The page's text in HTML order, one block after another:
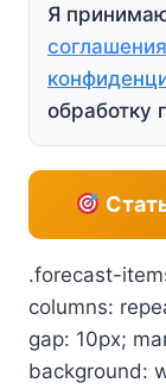
Я
соглашения
обработку
.forecast-
columns:
gap: 10px;
background: